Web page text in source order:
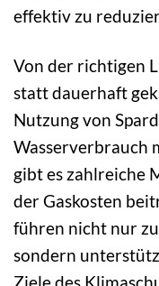
effektiv zu
Von der richtigen
statt dauerhaft
Nutzung von
Wasserverbrauch
gibt es zahlreiche
der Gaskosten
führen nicht nur
sondern
Ziele des